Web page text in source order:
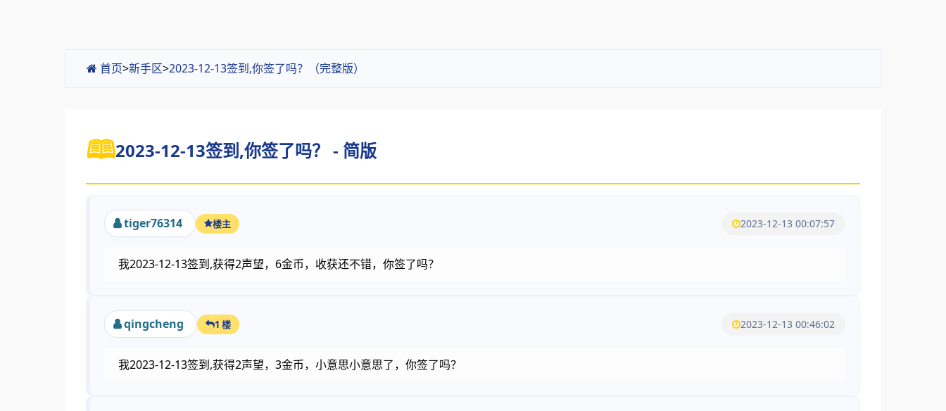
首页>新手区>2023-12-13签到,你签了吗？（完整版）
2023-12-13签到,你签了吗？ - 简版
tiger76314 楼主 2023-12-13 00:07:57
我2023-12-13签到,获得2声望，6金币，收获还不错，你签了吗？
qingcheng 1 楼 2023-12-13 00:46:02
我2023-12-13签到,获得2声望，3金币，小意思小意思了，你签了吗？